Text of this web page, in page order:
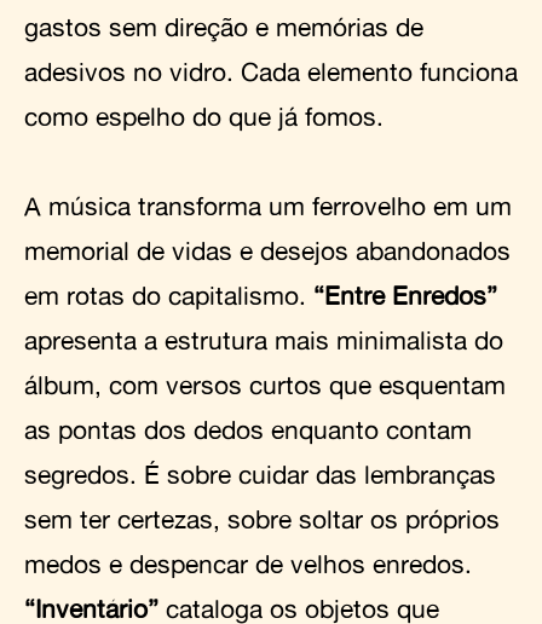
gastos sem direção e memórias de
adesivos no vidro. Cada elemento funciona
como espelho do que já fomos.
A música transforma um ferrovelho em um
memorial de vidas e desejos abandonados
em rotas do capitalismo. “Entre Enredos”
apresenta a estrutura mais minimalista do
álbum, com versos curtos que esquentam
as pontas dos dedos enquanto contam
segredos. É sobre cuidar das lembranças
sem ter certezas, sobre soltar os próprios
medos e despencar de velhos enredos.
“Inventário” cataloga os objetos que